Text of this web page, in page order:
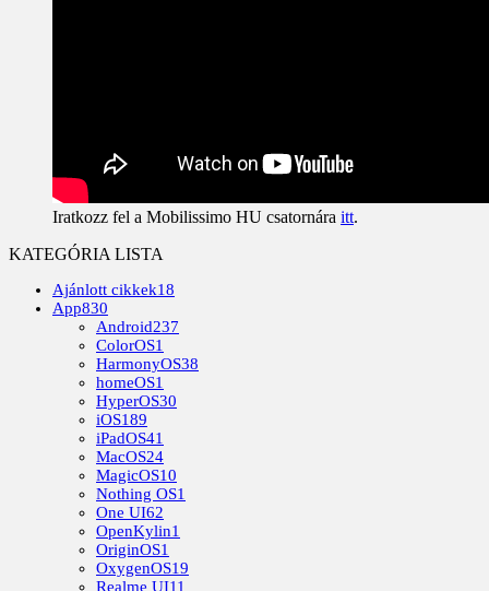
Iratkozz fel a Mobilissimo HU csatornára itt.
KATEGÓRIA LISTA
Ajánlott cikkek18
App830
Android237
ColorOS1
HarmonyOS38
homeOS1
HyperOS30
iOS189
iPadOS41
MacOS24
MagicOS10
Nothing OS1
One UI62
OpenKylin1
OriginOS1
OxygenOS19
Realme UI11